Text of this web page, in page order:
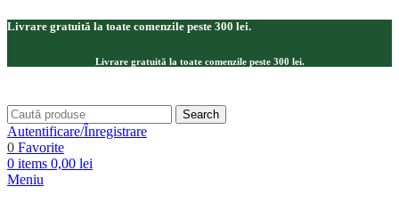
Livrare gratuită la toate comenzile peste 300 lei.
Livrare gratuită la toate comenzile peste 300 lei.
Search
Autentificare/Înregistrare
0 Favorite
0 items 0,00 lei
Meniu